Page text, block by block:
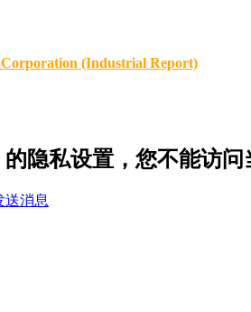
(Industrial Report)
隐私设置，您不能访问
送消息